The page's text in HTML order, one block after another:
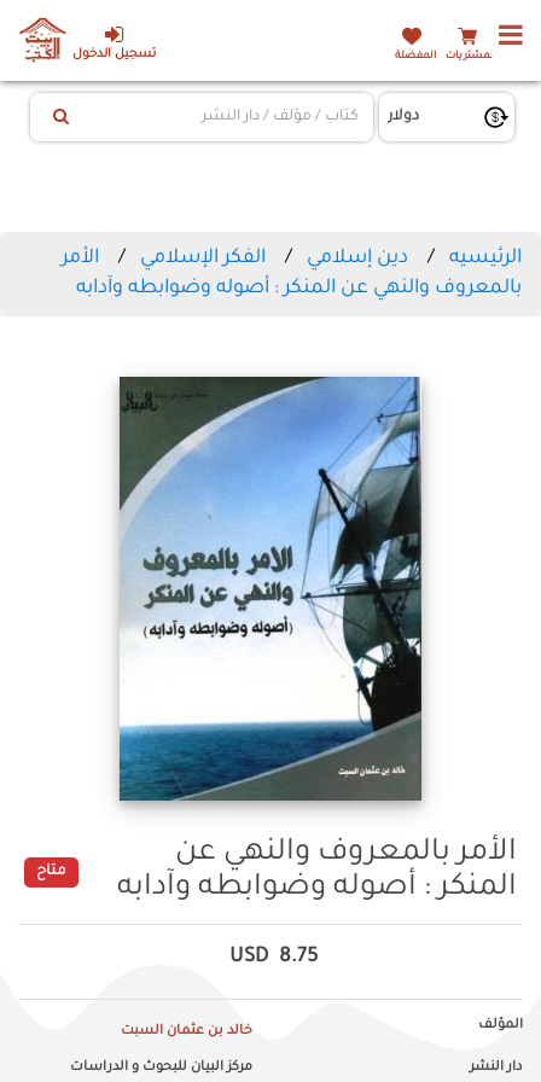
تسجيل الدخول المشتريات المفضلة
الرئيسيه دين إسلامي الفكر الإسلامي
الأمر
بالمعروف والنهي عن المنكر : أصوله وضوابطه وآدابه
الأمر بالمعروف والنهي عن
المنكر : أصوله وضوابطه وآدابه
متاح
8.75
USD
المؤلف خالد بن عثمان السبت
دار النشر مركز البيان للبحوث و الدراسات